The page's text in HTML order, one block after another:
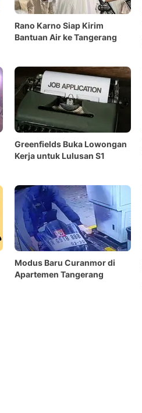
Rano Karno Siap Kirim
Bantuan Air ke Tangerang
Greenfields Buka Lowongan
Kerja untuk Lulusan S1
Modus Baru Curanmor di
Apartemen Tangerang